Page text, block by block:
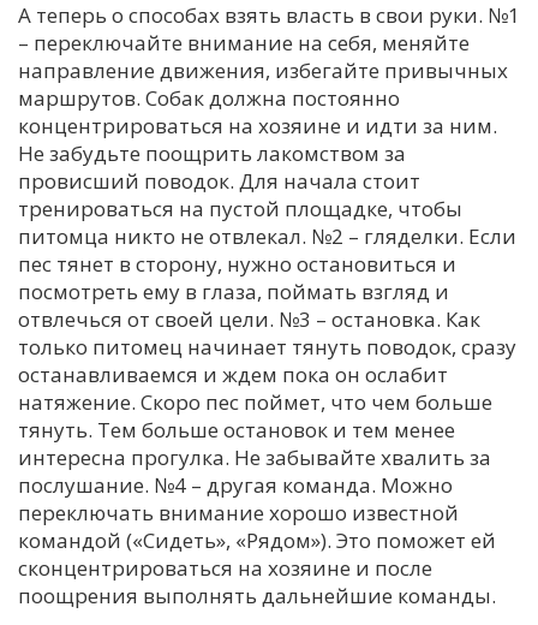
Н
Я
А теперь о способах взять власть в свои руки. №1
– переключайте внимание на себя, меняйте
направление движения, избегайте привычных
маршрутов. Собак должна постоянно
концентрироваться на хозяине и идти за ним.
Не забудьте поощрить лакомством за
провисший поводок. Для начала стоит
тренироваться на пустой площадке, чтобы
питомца никто не отвлекал. №2 – гляделки. Если
пес тянет в сторону, нужно остановиться и
посмотреть ему в глаза, поймать взгляд и
отвлечься от своей цели. №3 – остановка. Как
только питомец начинает тянуть поводок, сразу
останавливаемся и ждем пока он ослабит
натяжение. Скоро пес поймет, что чем больше
тянуть. Тем больше остановок и тем менее
интересна прогулка. Не забывайте хвалить за
послушание. №4 – другая команда. Можно
переключать внимание хорошо известной
командой («Сидеть», «Рядом»). Это поможет ей
сконцентрироваться на хозяине и после
поощрения выполнять дальнейшие команды.